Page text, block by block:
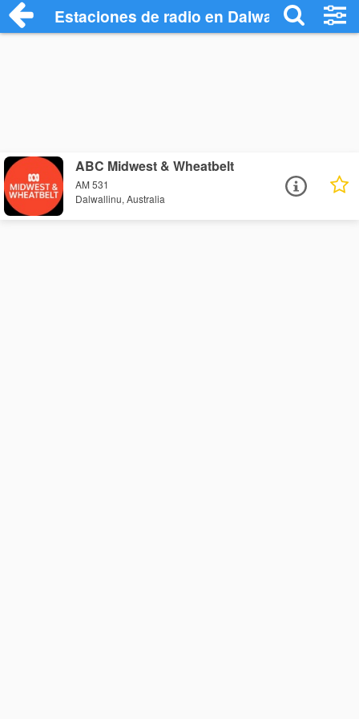
Estaciones de radio en Dalwallinu -
ABC Midwest & Wheatbelt
AM 531
Dalwallinu, Australia